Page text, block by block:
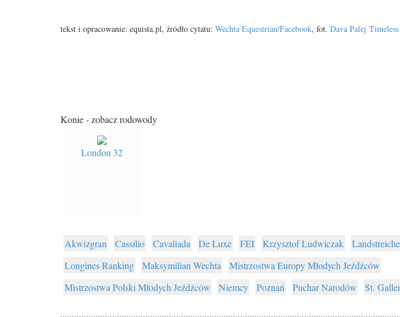
tekst i opracowanie: equista.pl, źródło cytatu: Wechta Equestrian/Facebook, fot. Dava Palej
Konie - zobacz rodowody
London 32
Akwizgran Cassilio Cavaliada De Luxe FEI Krzysztof Ludwiczak
Longines Ranking
Maksymilian Wechta
Mistrzostwa Europy Młodych Jeźdźców
Mistrzostwa Polski Młodych Jeźdźców
Niemcy Poznań Puchar Narodów St.